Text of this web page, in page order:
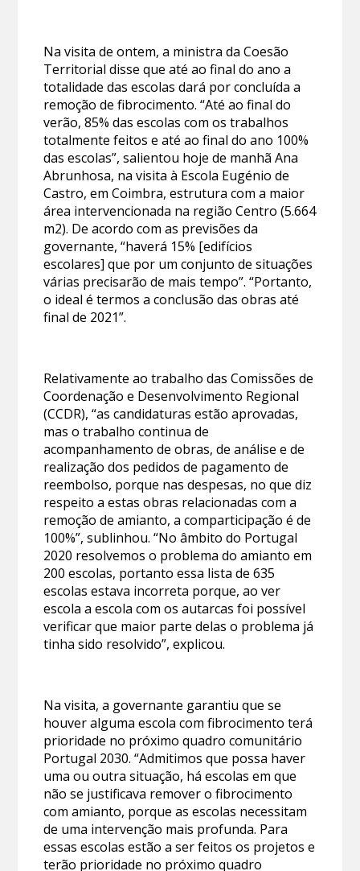
Na visita de ontem, a ministra da Coesão
Territorial disse que até ao final do ano a
totalidade das escolas dará por concluída a
remoção de fibrocimento. “Até ao final do
verão, 85% das escolas com os trabalhos
totalmente feitos e até ao final do ano 100%
das escolas”, salientou hoje de manhã Ana
Abrunhosa, na visita à Escola Eugénio de
Castro, em Coimbra, estrutura com a maior
área intervencionada na região Centro (5.664
m2). De acordo com as previsões da
governante, “haverá 15% [edifícios
escolares] que por um conjunto de situações
várias precisarão de mais tempo”. “Portanto,
o ideal é termos a conclusão das obras até
final de 2021”.
Relativamente ao trabalho das Comissões de
Coordenação e Desenvolvimento Regional
(CCDR), “as candidaturas estão aprovadas,
mas o trabalho continua de
acompanhamento de obras, de análise e de
realização dos pedidos de pagamento de
reembolso, porque nas despesas, no que diz
respeito a estas obras relacionadas com a
remoção de amianto, a comparticipação é de
100%”, sublinhou. “No âmbito do Portugal
2020 resolvemos o problema do amianto em
200 escolas, portanto essa lista de 635
escolas estava incorreta porque, ao ver
escola a escola com os autarcas foi possível
verificar que maior parte delas o problema já
tinha sido resolvido”, explicou.
Na visita, a governante garantiu que se
houver alguma escola com fibrocimento terá
prioridade no próximo quadro comunitário
Portugal 2030. “Admitimos que possa haver
uma ou outra situação, há escolas em que
não se justificava remover o fibrocimento
com amianto, porque as escolas necessitam
de uma intervenção mais profunda. Para
essas escolas estão a ser feitos os projetos e
terão prioridade no próximo quadro